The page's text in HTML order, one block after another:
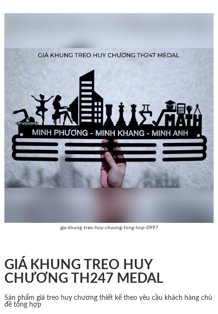
gia-khung-treo-huy-chuong-tong-hop-0997
GIÁ KHUNG TREO HUY
CHƯƠNG TH247 MEDAL
Sản phẩm giá treo huy chương thiết kế theo yêu cầu khách hàng chủ
đề tổng hợp